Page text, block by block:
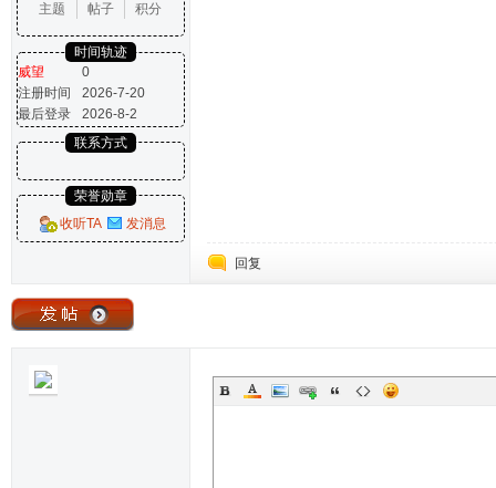
主题
帖子
积分
时间轨迹
威望
0
注册时间
2026-7-20
最后登录
2026-8-2
联系方式
荣誉勋章
收听TA
发消息
回复